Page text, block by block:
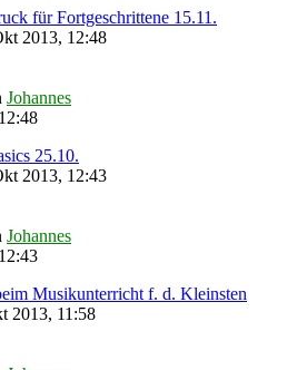
für Fortgeschrittene 15.11.
2013, 12:48
Johannes
25.10.
2013, 12:43
Johannes
Musikunterricht f. d. Kleinsten
2013, 11:58